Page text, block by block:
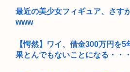
最近の美少女フィギュア、さす
www
【愕然】ワイ、借金300万円を
果とんでもないことになる・・